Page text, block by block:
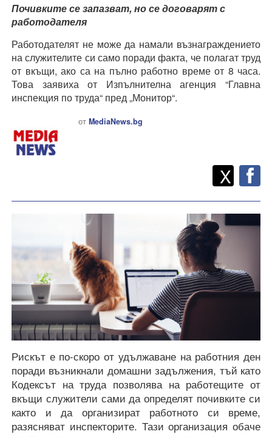
Почивките се запазват, но се договарят с
работодателя
Работодателят не може да намали възнаграждението
на служителите си само поради факта, че полагат труд
от вкъщи, ако са на пълно работно време от 8 часа.
Това заявиха от Изпълнителна агенция “Главна
инспекция по труда“ пред „Монитор“.
от MediaNews.bg
Споделете
X
Рискът е по-скоро от удължаване на работния ден
поради възникнали домашни задължения, тъй като
Кодексът на труда позволява на работещите от
вкъщи служители сами да определят почивките си
както и да организират работното си време,
разясняват инспекторите. Тази организация обаче